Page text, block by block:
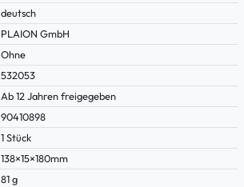
deutsch
PLAION GmbH
Ohne
532053
Ab 12 Jahren freigegeben
90410898
1 Stück
138×15×180mm
81 g